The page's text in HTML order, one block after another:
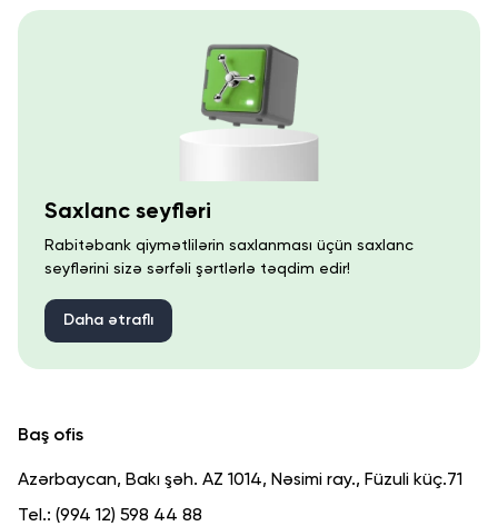
Saxlanc seyfləri
Rabitəbank qiymətlilərin saxlanması üçün saxlanc
seyflərini sizə sərfəli şərtlərlə təqdim edir!
Daha ətraflı
Baş ofis
Azərbaycan, Bakı şəh. AZ 1014, Nəsimi ray., Füzuli küç.71
Tel.: (994 12) 598 44 88